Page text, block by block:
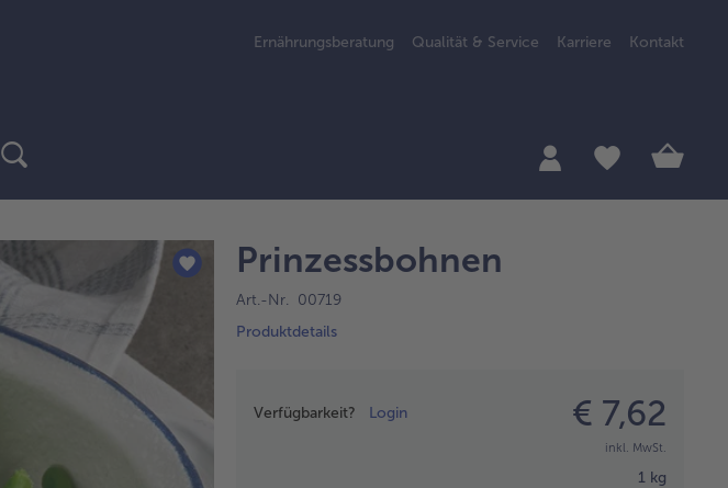
Ernährungsberatung Qualität & Service Karriere Kontakt
Prinzessbohnen
Art.-Nr. 00719
Produktdetails
Verfügbarkeit? Login € 7,62
inkl. MwSt.
1 kg